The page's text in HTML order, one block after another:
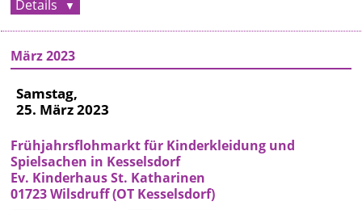
Details
März 2023
Samstag,
25. März 2023
Frühjahrsflohmarkt für Kinderkleidung und
Spielsachen in Kesselsdorf
Ev. Kinderhaus St. Katharinen
01723 Wilsdruff (OT Kesselsdorf)